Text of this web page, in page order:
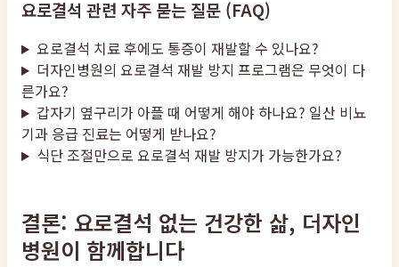
요로결석 관련 자주 묻는 질문 (FAQ)
요로결석 치료 후에도 통증이 재발할 수 있나요?
더자인병원의 요로결석 재발 방지 프로그램은 무엇이 다
른가요?
갑자기 옆구리가 아플 때 어떻게 해야 하나요? 일산 비뇨
기과 응급 진료는 어떻게 받나요?
식단 조절만으로 요로결석 재발 방지가 가능한가요?
결론: 요로결석 없는 건강한 삶, 더자인
병원이 함께합니다